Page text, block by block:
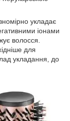
укладає
іонами
волосся.
для
укладання, до